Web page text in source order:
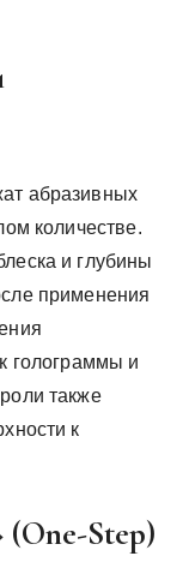
абразивных
количестве.
и глубины
применения
голограммы и
также
к
(One-Step)